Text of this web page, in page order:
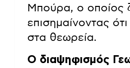
Μπούρα, ο οποίος
επισημαίνοντας
στα θεωρεία.
Ο διαψηφισμός